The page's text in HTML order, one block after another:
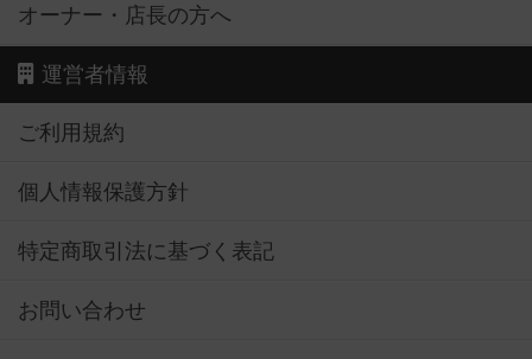
オーナー・店長の方へ
運営者情報
ご利用規約
個人情報保護方針
特定商取引法に基づく表記
お問い合わせ